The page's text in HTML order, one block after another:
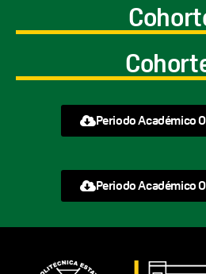
Periodo Académico
Periodo Académico